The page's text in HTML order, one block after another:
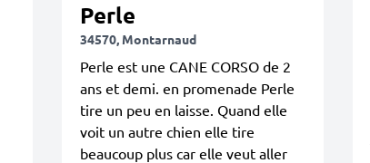
Perle
34570, Montarnaud
Perle est une CANE CORSO de 2
ans et demi. en promenade Perle
tire un peu en laisse. Quand elle
voit un autre chien elle tire
beaucoup plus car elle veut aller